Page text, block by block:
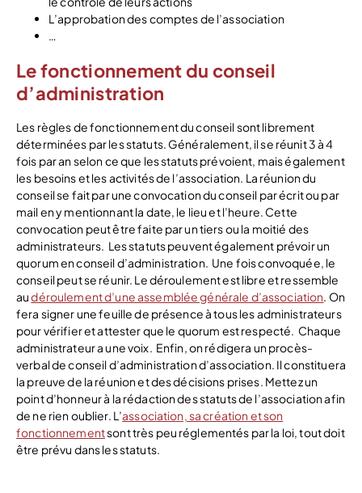
L’approbation des comptes de l’association
…
Le fonctionnement du conseil
d’administration
Les règles de fonctionnement du conseil sont librement
déterminées par les statuts. Généralement, il se réunit 3 à 4
fois par an selon ce que les statuts prévoient, mais également
les besoins et les activités de l’association. La réunion du
conseil se fait par une convocation du conseil par écrit ou par
mail en y mentionnant la date, le lieu et l’heure. Cette
convocation peut être faite par un tiers ou la moitié des
administrateurs. Les statuts peuvent également prévoir un
quorum en conseil d’administration. Une fois convoquée, le
conseil peut se réunir. Le déroulement est libre et ressemble
audéroulement d’une assemblée générale d’association. On
fera signer une feuille de présence à tous les administrateurs
pour vérifier et attester que le quorum est respecté. Chaque
administrateur a une voix. Enfin, on rédigera un procès-
verbal de conseil d’administration d’association. Il constituera
la preuve de la réunion et des décisions prises. Mettez un
point d’honneur à la rédaction des statuts de l’association afin
de ne rien oublier. L’association, sa création et son
fonctionnementsont très peu réglementés par la loi, tout doit
être prévu dans les statuts.